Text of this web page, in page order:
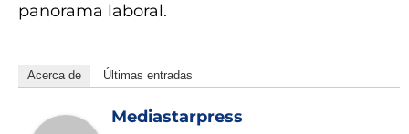
panorama laboral.
Acerca de Últimas entradas
Mediastarpress